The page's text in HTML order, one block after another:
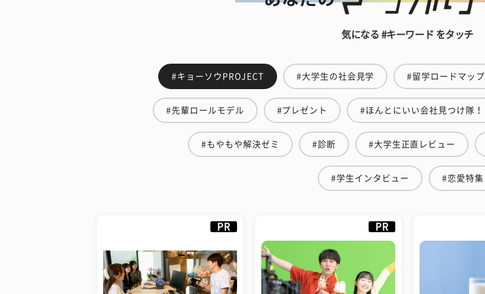
気になる #キーワード をタッチ
#キョーソウPROJECT #大学生の社会見学 #留学ロードマップ
#先輩ロールモデル #プレゼント #ほんとにいい会社見つけ隊！
#もやもや解決ゼミ #診断 #大学生正直レビュー
#学生インタビュー #恋愛特集
PR PR